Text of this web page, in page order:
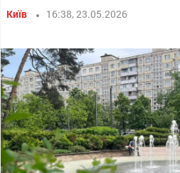
Київ 16:38, 23.05.2026